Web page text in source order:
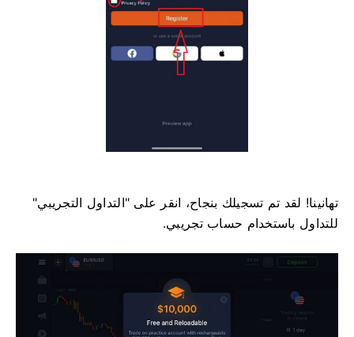
تهانينا! لقد تم تسجيلك بنجاح، انقر على "التداول التجريبي"
للتداول باستخدام حساب تجريبي.